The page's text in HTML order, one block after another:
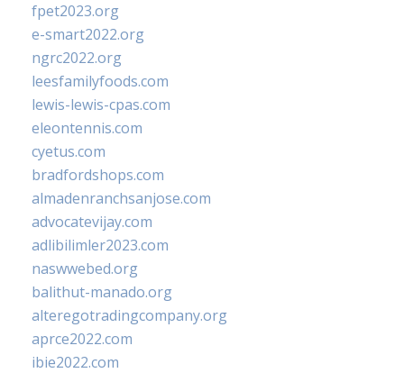
fpet2023.org
e-smart2022.org
ngrc2022.org
leesfamilyfoods.com
lewis-lewis-cpas.com
eleontennis.com
cyetus.com
bradfordshops.com
almadenranchsanjose.com
advocatevijay.com
adlibilimler2023.com
naswwebed.org
balithut-manado.org
alteregotradingcompany.org
aprce2022.com
ibie2022.com